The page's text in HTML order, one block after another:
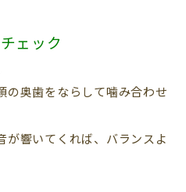
ェック
奥歯をならして噛み合わせ
響いてくれば、バランスよ